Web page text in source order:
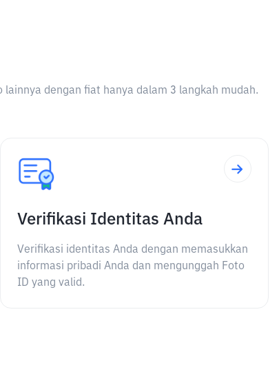
dengan fiat hanya dalam 3 langkah mudah.
Verifikasi Identitas Anda
Verifikasi identitas Anda dengan memasukkan
informasi pribadi Anda dan mengunggah Foto
ID yang valid.